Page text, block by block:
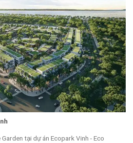
tại dự án Ecopark Vinh - Eco